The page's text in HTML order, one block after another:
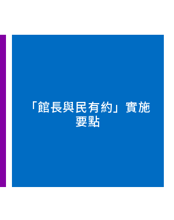
「館長與民有約」實施
要點